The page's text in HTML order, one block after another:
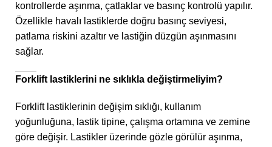
kontrollerde aşınma, çatlaklar ve basınç kontrolü yapılır.
Özellikle havalı lastiklerde doğru basınç seviyesi,
patlama riskini azaltır ve lastiğin düzgün aşınmasını
sağlar.
Forklift lastiklerini ne sıklıkla değiştirmeliyim?
Forklift lastiklerinin değişim sıklığı, kullanım
yoğunluğuna, lastik tipine, çalışma ortamına ve zemine
göre değişir. Lastikler üzerinde gözle görülür aşınma,